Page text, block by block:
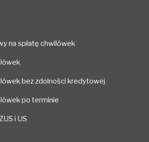
na spłatę chwilówek
bez zdolności kredytowej
po terminie
i US